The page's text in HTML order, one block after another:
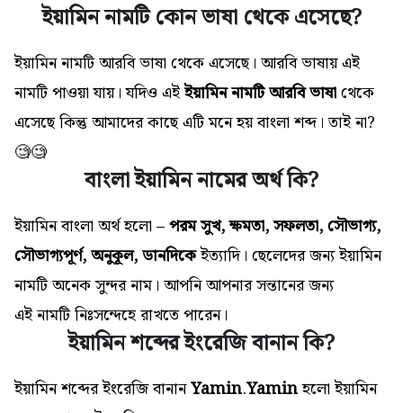
ইয়ামিন নামটি কোন ভাষা থেকে এসেছে?
ইয়ামিন নামটি আরবি ভাষা থেকে এসেছে। আরবি ভাষায় এই
নামটি পাওয়া যায়। যদিও এইইয়ামিন নামটি আরবি ভাষাথেকে
এসেছে কিন্তু আমাদের কাছে এটি মনে হয় বাংলা শব্দ। তাই না?
🧐🧐
বাংলা ইয়ামিন নামের অর্থ কি?
ইয়ামিন বাংলা অর্থ হলো –পরম সুখ, ক্ষমতা, সফলতা, সৌভাগ্য,
সৌভাগ্যপূর্ণ, অনুকূল, ডানদিকেইত্যাদি। ছেলেদের জন্য ইয়ামিন
নামটি অনেক সুন্দর নাম। আপনি আপনার সন্তানের জন্য
এইনামটিনিঃসন্দেহে রাখতে পারেন।
ইয়ামিন শব্দের ইংরেজি বানান কি?
ইয়ামিন শব্দের ইংরেজি বানানYamin.Yaminহলো ইয়ামিন